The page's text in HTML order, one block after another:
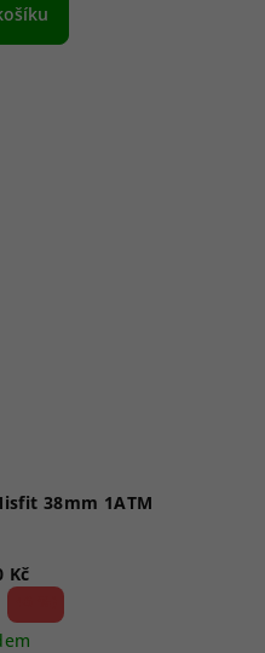
38mm 1ATM
Kč